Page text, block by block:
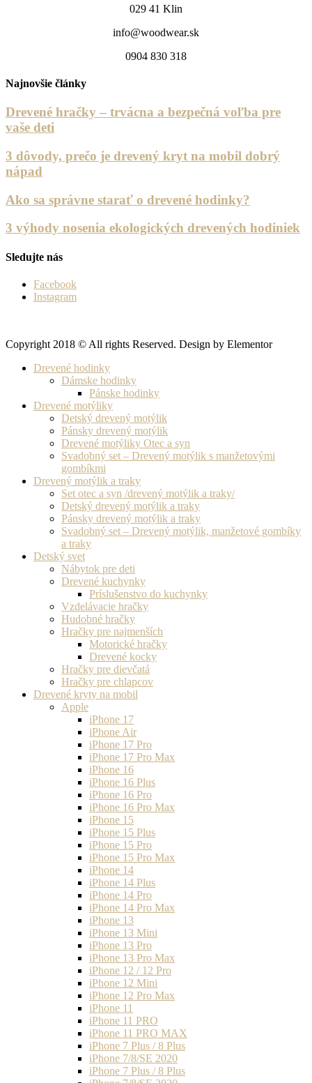
029 41 Klin
info@woodwear.sk
0904 830 318
Najnovšie články
Drevené hračky – trvácna a bezpečná voľba pre
vaše deti
3 dôvody, prečo je drevený kryt na mobil dobrý
nápad
Ako sa správne starať o drevené hodinky?
3 výhody nosenia ekologických drevených hodiniek
Sledujte nás
Facebook
Instagram
Copyright 2018 © All rights Reserved. Design by Elementor
Drevené hodinky
Dámske hodinky
Pánske hodinky
Drevené motýliky
Detský drevený motýlik
Pánsky drevený motýlik
Drevené motýliky Otec a syn
Svadobný set – Drevený motýlik s manžetovými
gombíkmi
Drevený motýlik a traky
Set otec a syn /drevený motýlik a traky/
Detský drevený motýlik a traky
Pánsky drevený motýlik a traky
Svadobný set – Drevený motýlik, manžetové gombíky
a traky
Detský svet
Nábytok pre deti
Drevené kuchynky
Príslušenstvo do kuchynky
Vzdelávacie hračky
Hudobné hračky
Hračky pre najmenších
Motorické hračky
Drevené kocky
Hračky pre dievčatá
Hračky pre chlapcov
Drevené kryty na mobil
Apple
iPhone 17
iPhone Air
iPhone 17 Pro
iPhone 17 Pro Max
iPhone 16
iPhone 16 Plus
iPhone 16 Pro
iPhone 16 Pro Max
iPhone 15
iPhone 15 Plus
iPhone 15 Pro
iPhone 15 Pro Max
iPhone 14
iPhone 14 Plus
iPhone 14 Pro
iPhone 14 Pro Max
iPhone 13
iPhone 13 Mini
iPhone 13 Pro
iPhone 13 Pro Max
iPhone 12 / 12 Pro
iPhone 12 Mini
iPhone 12 Pro Max
iPhone 11
iPhone 11 PRO
iPhone 11 PRO MAX
iPhone 7 Plus / 8 Plus
iPhone 7/8/SE 2020
iPhone 7 Plus / 8 Plus